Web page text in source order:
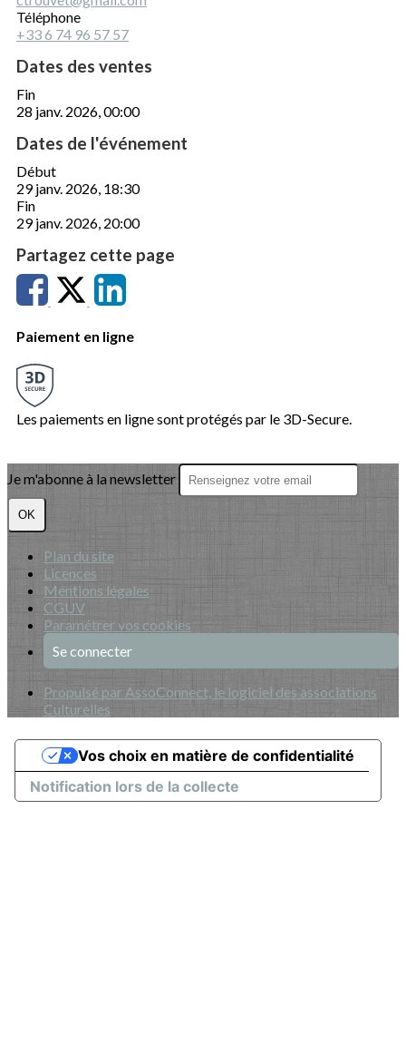
Téléphone
+33 6 74 96 57 57
Dates des ventes
Fin
28 janv. 2026, 00:00
Dates de l'événement
Début
29 janv. 2026, 18:30
Fin
29 janv. 2026, 20:00
Partagez cette page
Paiement en ligne
Les paiements en ligne sont protégés par le 3D-Secure.
Je m'abonne à la newsletter
OK
Plan du site
Licences
Mentions légales
CGUV
Paramétrer vos cookies
Se connecter
Propulsé par AssoConnect, le logiciel des associations
Culturelles
Notification lors de la collecte
Vos choix en matière de confidentialité